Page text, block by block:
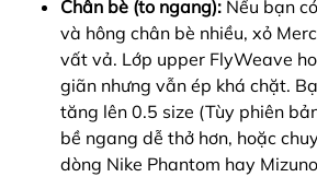
Chân bè (to ngang): Nếu bạn
và hông chân bè nhiều, xỏ
vất vả. Lớp upper FlyWeave
giãn nhưng vẫn ép khá chặt.
tăng lên 0.5 size (Tùy phiên
bề ngang dễ thở hơn, hoặc
dòng Nike Phantom hay